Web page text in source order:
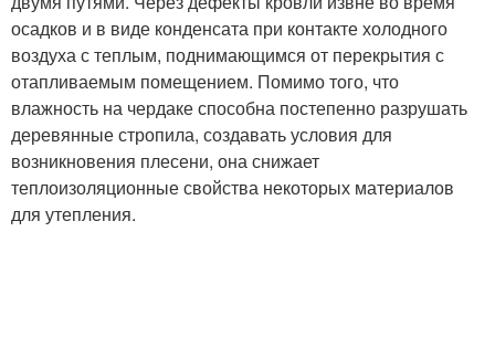
осадков и в виде конденсата при контакте холодного
воздуха с теплым, поднимающимся от перекрытия с
отапливаемым помещением. Помимо того, что
влажность на чердаке способна постепенно разрушать
деревянные стропила, создавать условия для
возникновения плесени, она снижает
теплоизоляционные свойства некоторых материалов
для утепления.